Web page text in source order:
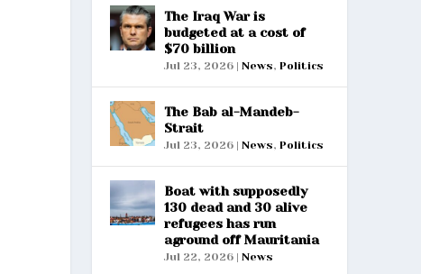
The Iraq War is
budgeted at a cost of
$70 billion
Jul 23, 2026| News, Politics
The Bab al-Mandeb-
Strait
Jul 23, 2026| News, Politics
Boat with supposedly
130 dead and 30 alive
refugees has run
aground off Mauritania
Jul 22, 2026| News